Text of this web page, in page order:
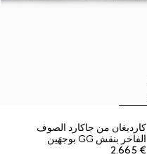
كارديغان من جاكارد الصوف
الفاخر بنقش GG بوجهَين
€ 2.665